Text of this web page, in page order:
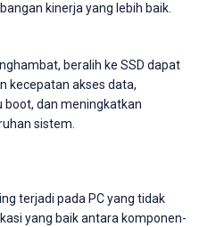
kinerja yang lebih baik.
beralih ke SSD dapat
kecepatan akses data,
dan meningkatkan
sistem.
terjadi pada PC yang tidak
yang baik antara komponen-